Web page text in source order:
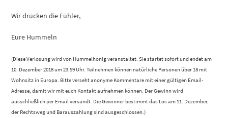
Wir drücken die Fühler,
Eure Hummeln
(Diese Verlosung wird von Hummelhonig veranstaltet. Sie startet sofort und endet am
10. Dezember 2018 um 23:59 Uhr. Teilnehmen können natürliche Personen über 18 mit
Wohnsitz in Europa. Bitte verseht anonyme Kommentare mit einer gültigen Email-
Adresse, damit wir mit euch Kontakt aufnehmen können. Der Gewinn wird
ausschließlich per Email versandt. Die Gewinner bestimmt das Los am 11. Dezember,
der Rechtsweg und Barauszahlung sind ausgeschlossen.)